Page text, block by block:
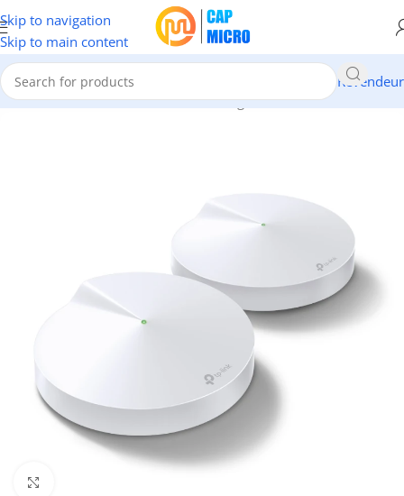
Skip to navigation
Skip to main content
Revendeur
Accueil/RESEAUX/Points d'accès & Range Extenders